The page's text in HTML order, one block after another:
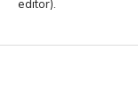
editor).